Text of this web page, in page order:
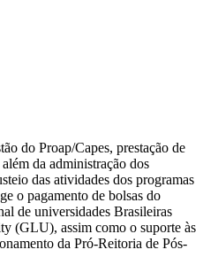
do Proap/Capes, prestação de
da administração dos
das atividades dos programas
o pagamento de bolsas do
de universidades Brasileiras
(GLU), assim como o suporte às
da Pró-Reitoria de Pós-